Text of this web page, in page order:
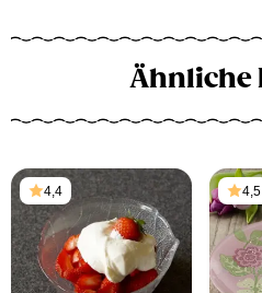
Ähnliche
4,4 4,5